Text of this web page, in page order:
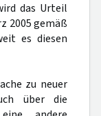
das Urteil
2005 gemäß
es diesen
zu neuer
über die